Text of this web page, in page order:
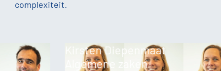
complexiteit.
Kirsten Diepenmaat
Algemene zaken